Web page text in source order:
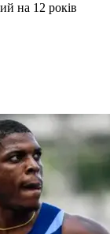
на 12 років